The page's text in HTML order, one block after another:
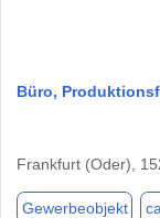
Büro,
Frankfurt (Oder),
Gewerbeobjekt